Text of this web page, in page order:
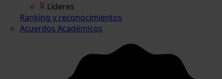
Líderes
Ranking y reconocimientos
Acuerdos Académicos